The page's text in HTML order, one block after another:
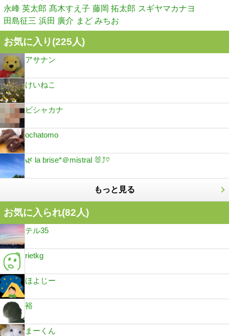
永峰 英太郎 髙木すえ子 藤岡 拓太郎 スギヤマカナヨ
田島征三 浜田 廣介 まど みちお
お気に入り(225人)
アサナン
けいねこ
ビシャカナ
ochatomo
🌿 la brise*＠mistral 🐰⤴︎♡
もっと見る
お気に入られ(82人)
テル35
rietkg
ほよじー
裕
まーくん